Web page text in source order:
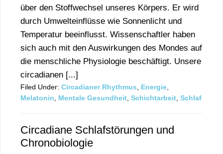
über den Stoffwechsel unseres Körpers. Er wird
durch Umwelteinflüsse wie Sonnenlicht und
Temperatur beeinflusst. Wissenschaftler haben
sich auch mit den Auswirkungen des Mondes auf
die menschliche Physiologie beschäftigt. Unsere
circadianen [...]
Filed Under: Circadianer Rhythmus, Energie,
Melatonin, Mentale Gesundheit, Schichtarbeit, Schlaf
Circadiane Schlafstörungen und
Chronobiologie